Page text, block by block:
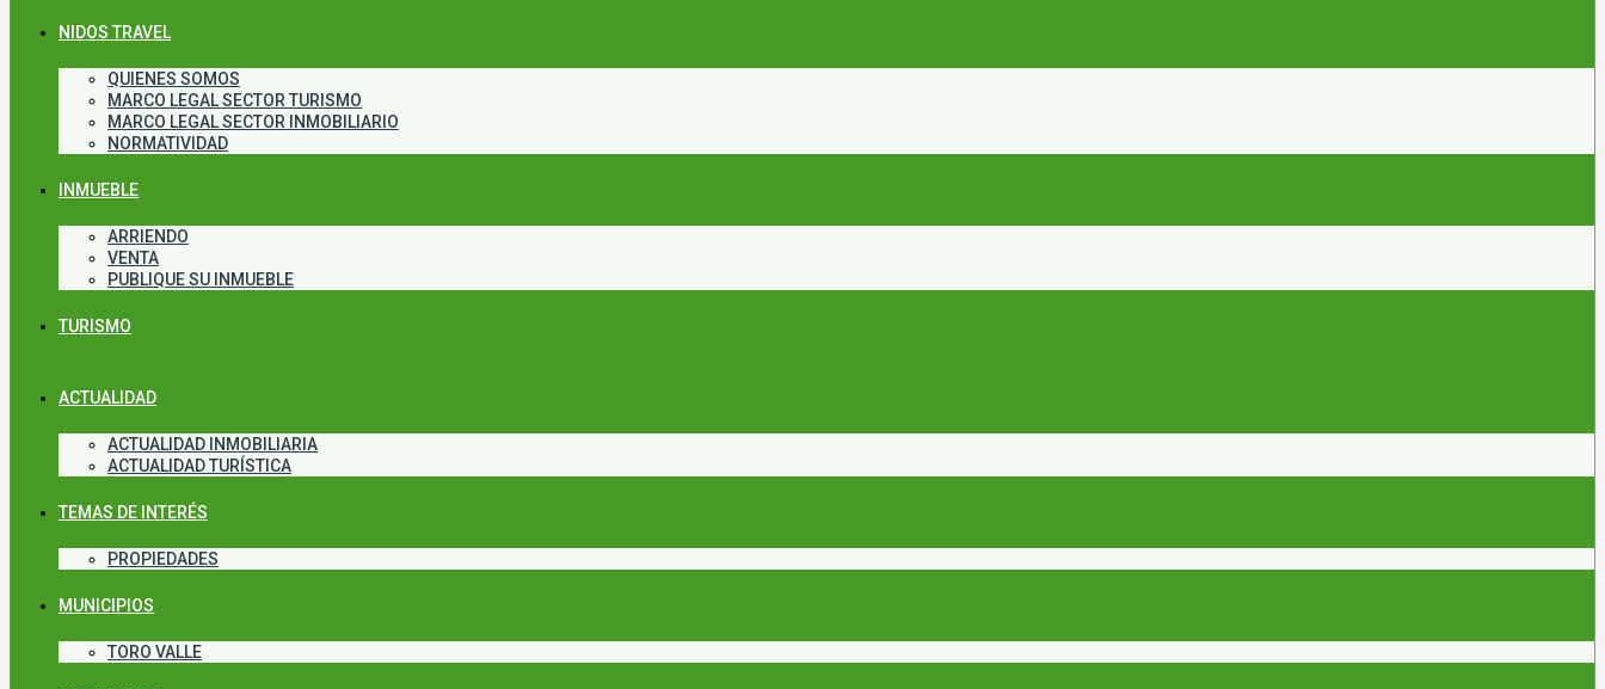
NIDOS TRAVEL
QUIENES SOMOS
MARCO LEGAL SECTOR TURISMO
MARCO LEGAL SECTOR INMOBILIARIO
NORMATIVIDAD
INMUEBLE
ARRIENDO
VENTA
PUBLIQUE SU INMUEBLE
TURISMO
ACTUALIDAD
ACTUALIDAD INMOBILIARIA
ACTUALIDAD TURÍSTICA
TEMAS DE INTERÉS
PROPIEDADES
MUNICIPIOS
TORO VALLE